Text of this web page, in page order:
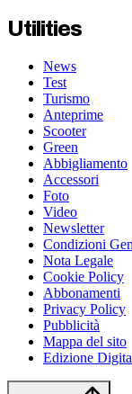
Utilities
News
Test
Turismo
Anteprime
Scooter
Green
Abbigliamento
Accessori
Foto
Video
Newsletter
Condizioni
Nota Legale
Cookie Policy
Abbonamenti
Privacy Policy
Pubblicità
Mappa del sito
Edizione